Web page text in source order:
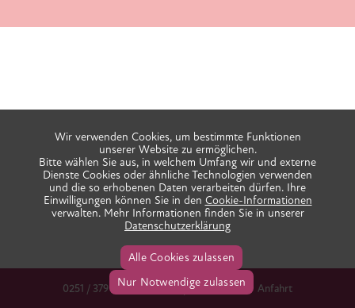
0251 / 379 666 38 info@praxis-ida.de Anfahrt
Wir verwenden Cookies, um bestimmte Funktionen
unserer Website zu ermöglichen.
Bitte wählen Sie aus, in welchem Umfang wir und externe
Dienste Cookies oder ähnliche Technologien verwenden
und die so erhobenen Daten verarbeiten dürfen. Ihre
Einwilligungen können Sie in den Cookie-Informationen
verwalten. Mehr Informationen finden Sie in unserer
Datenschutzerklärung
Alle Cookies zulassen
Nur Notwendige zulassen